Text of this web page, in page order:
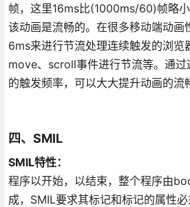
帧，这里16ms比(1000ms/60)帧略
该动画是流畅的。在很多移动端动画
6ms来进行节流处理连续触发的浏
move、scroll事件进行节流等。通过
的触发频率，可以大大提升动画的流
四、SMIL
SMIL特性：
程序以开始，以结束，整个程序由
成，SMIL要求其标记和标记的属性